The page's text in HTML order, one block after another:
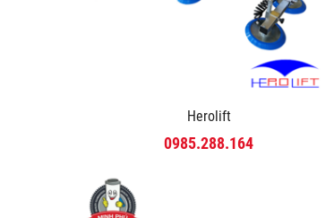
Herolift
0985.288.164